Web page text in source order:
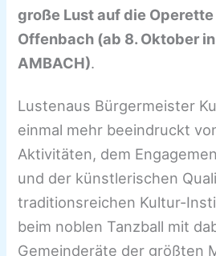
große Lust auf die
Offenbach (ab 8. Oktober
AMBACH).
Lustenaus Bürgermeister
einmal mehr beeindruckt
Aktivitäten, dem
und der künstlerischen
traditionsreichen Kultur-
beim noblen Tanzball mit
Gemeinderäte der größten